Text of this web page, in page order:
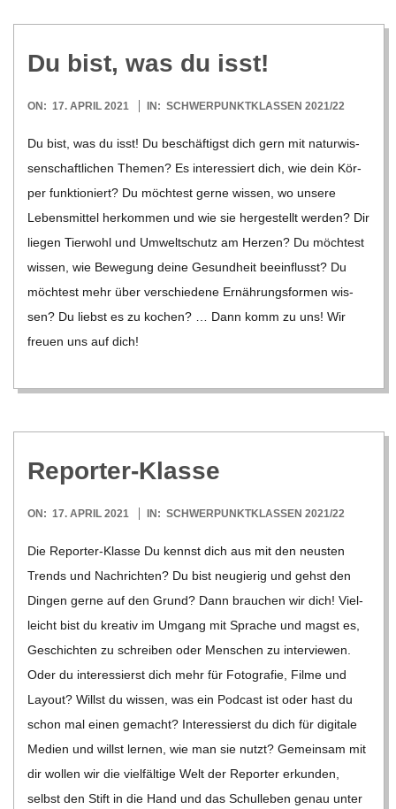
Du bist, was du isst!
2021-
ON: 17. APRIL 2021 IN: SCHWERPUNKTKLASSEN 2021/22
Du bist, was du isst! Du beschäf­tigst dich gern mit natur­wis­
sen­schaft­li­chen The­men? Es inter­es­siert dich, wie dein Kör­
per funk­tio­niert? Du möch­test gerne wis­sen, wo unsere
Lebens­mit­tel her­kom­men und wie sie her­ge­stellt wer­den? Dir
lie­gen Tier­wohl und Umwelt­schutz am Her­zen? Du möch­test
wis­sen, wie Bewe­gung deine Gesund­heit beein­flusst? Du
möch­test mehr über ver­schie­dene Ernäh­rungs­for­men wis­
sen? Du liebst es zu kochen? … Dann komm zu uns! Wir
freuen uns auf dich!
Repor­ter-Klasse
2021-
ON: 17. APRIL 2021 IN: SCHWERPUNKTKLASSEN 2021/22
Die Repor­­ter-Klasse Du kennst dich aus mit den neus­ten
Trends und Nach­rich­ten? Du bist neu­gie­rig und gehst den
Din­gen gerne auf den Grund? Dann brau­chen wir dich! Viel­
leicht bist du krea­tiv im Umgang mit Spra­che und magst es,
Geschich­ten zu schrei­ben oder Men­schen zu inter­viewen.
Oder du inter­es­sierst dich mehr für Foto­gra­fie, Filme und
Lay­out? Willst du wis­sen, was ein Pod­cast ist oder hast du
schon mal einen gemacht? Inter­es­sierst du dich für digi­tale
Medien und willst ler­nen, wie man sie nutzt? Gemein­sam mit
dir wol­len wir die viel­fäl­tige Welt der Repor­ter erkun­den,
selbst den Stift in die Hand und das Schul­le­ben genau unter